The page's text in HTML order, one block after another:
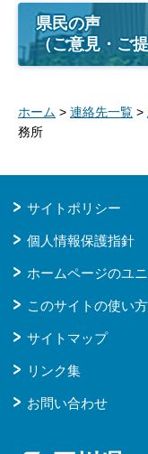
県民の声
（ご意見・ご提
ホーム > 連絡先一覧 >
務所
サイトポリシー
個人情報保護指針
ホームページのユ
このサイトの使い方
サイトマップ
リンク集
お問い合わせ